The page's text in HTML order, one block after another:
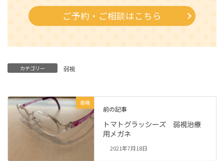
ご予約・ご相談はこちら
カテゴリー 弱視
弱視
前の記事
トマトグラッシーズ 弱視治療
用メガネ
2021年7月18日